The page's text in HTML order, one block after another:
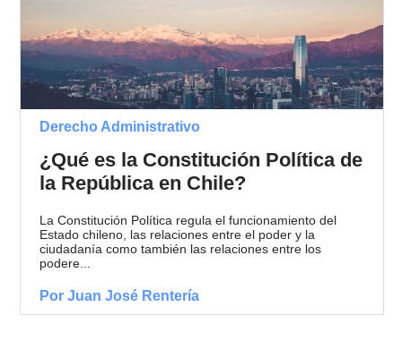
Derecho Administrativo
¿Qué es la Constitución Política de
la República en Chile?
La Constitución Política regula el funcionamiento del
Estado chileno, las relaciones entre el poder y la
ciudadanía como también las relaciones entre los
podere...
Por Juan José Rentería